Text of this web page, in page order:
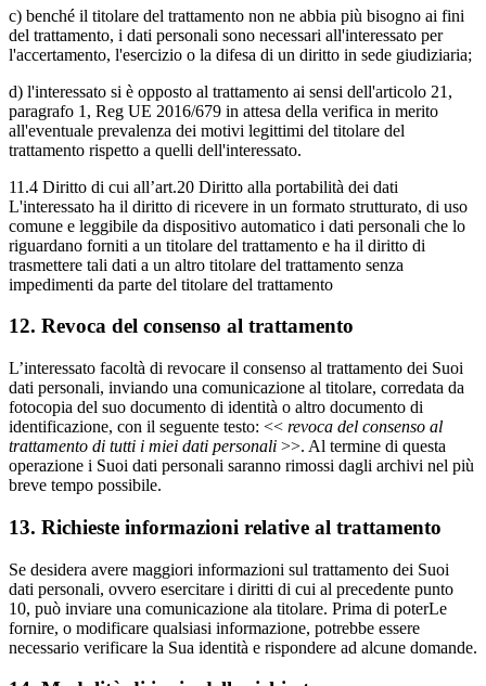
c) benché il titolare del trattamento non ne abbia più bisogno ai fini
del trattamento, i dati personali sono necessari all'interessato per
l'accertamento, l'esercizio o la difesa di un diritto in sede giudiziaria;
d) l'interessato si è opposto al trattamento ai sensi dell'articolo 21,
paragrafo 1, Reg UE 2016/679 in attesa della verifica in merito
all'eventuale prevalenza dei motivi legittimi del titolare del
trattamento rispetto a quelli dell'interessato.
11.4 Diritto di cui all’art.20 Diritto alla portabilità dei dati
L'interessato ha il diritto di ricevere in un formato strutturato, di uso
comune e leggibile da dispositivo automatico i dati personali che lo
riguardano forniti a un titolare del trattamento e ha il diritto di
trasmettere tali dati a un altro titolare del trattamento senza
impedimenti da parte del titolare del trattamento
12. Revoca del consenso al trattamento
L’interessato facoltà di revocare il consenso al trattamento dei Suoi
dati personali, inviando una comunicazione al titolare, corredata da
fotocopia del suo documento di identità o altro documento di
identificazione, con il seguente testo: << revoca del consenso al
trattamento di tutti i miei dati personali >>. Al termine di questa
operazione i Suoi dati personali saranno rimossi dagli archivi nel più
breve tempo possibile.
13. Richieste informazioni relative al trattamento
Se desidera avere maggiori informazioni sul trattamento dei Suoi
dati personali, ovvero esercitare i diritti di cui al precedente punto
10, può inviare una comunicazione ala titolare. Prima di poterLe
fornire, o modificare qualsiasi informazione, potrebbe essere
necessario verificare la Sua identità e rispondere ad alcune domande.